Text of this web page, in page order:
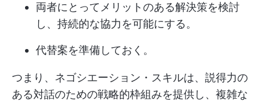
両者にとってメリットのある解決策を検討
し、持続的な協力を可能にする。
代替案を準備しておく。
つまり、ネゴシエーション・スキルは、説得力の
ある対話のための戦略的枠組みを提供し、複雑な